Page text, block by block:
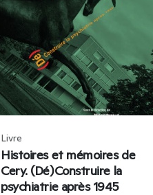
Livre
Histoires et mémoires de
Cery. (Dé)Construire la
psychiatrie après 1945